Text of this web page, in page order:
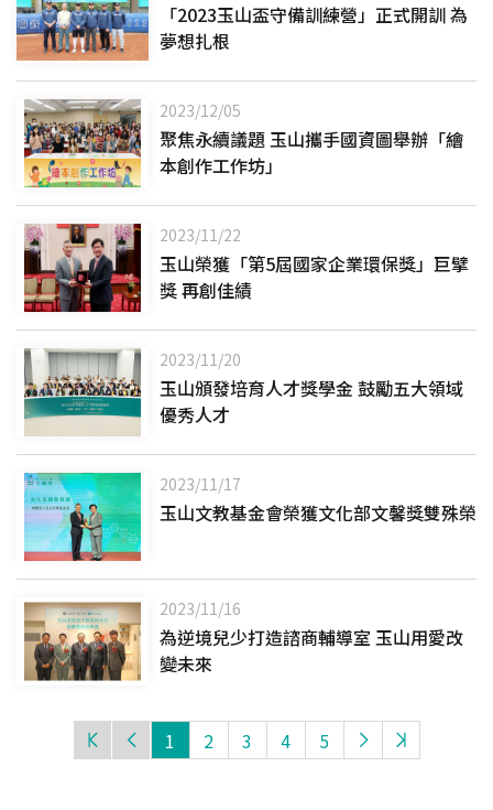
「2023玉山盃守備訓練營」正式開訓 為
夢想扎根
2023/12/05
聚焦永續議題 玉山攜手國資圖舉辦「繪
本創作工作坊」
2023/11/22
玉山榮獲「第5屆國家企業環保獎」巨擘
獎 再創佳績
2023/11/20
玉山頒發培育人才獎學金 鼓勵五大領域
優秀人才
2023/11/17
玉山文教基金會榮獲文化部文馨獎雙殊榮
2023/11/16
為逆境兒少打造諮商輔導室 玉山用愛改
變未來
1 2 3 4 5